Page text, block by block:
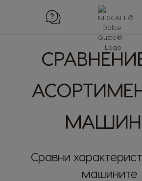
Сравни
машините